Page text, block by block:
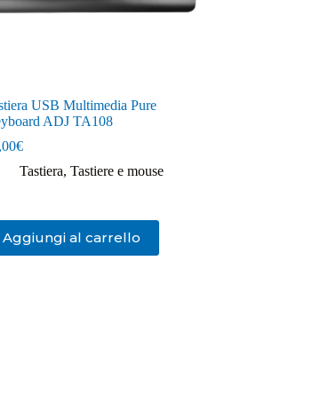
USB Multimedia Pure
ADJ TA108
€
Tastiera, Tastiere e mouse
Aggiungi al carrello